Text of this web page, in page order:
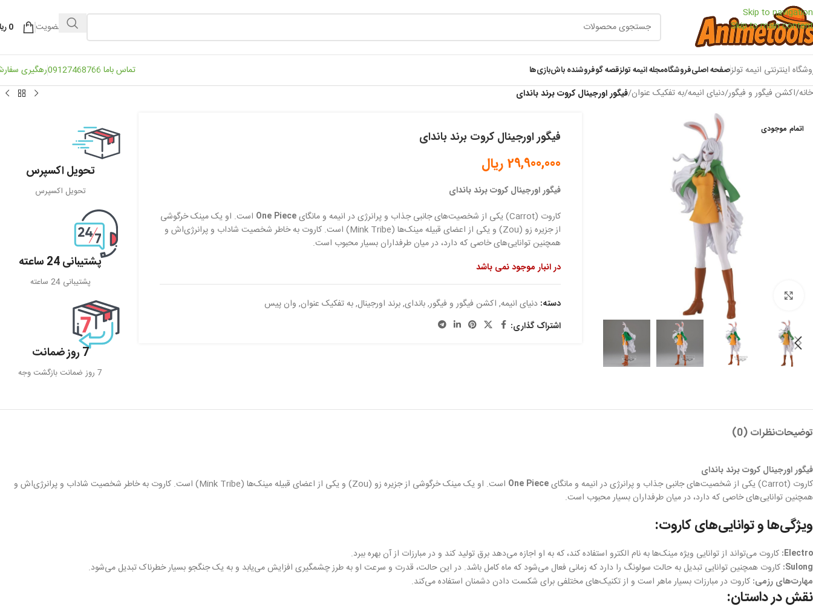
Skip to navigation
Skip to main content
ورود / عضویت 0
اینترنتی انیمه تولزصفحه اصلیفروشگاهمجله انیمه تولزقصه گوفروشنده باشبازی‌ها تماس باما 09127468766
رهگیری
خانه/اکشن فیگور و فیگور/دنیای انیمه/به تفکیک عنوان/فیگور اورجینال کروت برند باندای
اتمام موجودی
بزرگنمایی تصویر
فیگور اورجینال کروت برند باندای
29,900,000 ریال
فیگور اورجینال کروت برند باندای
کاروت (Carrot) یکی از شخصیت‌های جانبی جذاب و پرانرژی در انیمه و مانگای One Piece است. او یک مینک خرگوشی
از جزیره زو (Zou) و یکی از اعضای قبیله مینک‌ها (Mink Tribe) است. کاروت به خاطر شخصیت شاداب و پرانرژی‌اش و
همچنین توانایی‌های خاصی که دارد، در میان طرفداران بسیار محبوب است.
در انبار موجود نمی باشد
دسته: دنیای انیمه, اکشن فیگور و فیگور,باندای,برند اورجینال,به تفکیک عنوان, وان پیس
اشتراک گذاری:
تحویل اکسپرس
تحویل اکسپرس
پشتیبانی 24 ساعته
پشتیبانی 24 ساعته
7 روز ضمانت
7 روز ضمانت بازگشت وجه
توضیحاتنظرات (0)
فیگور اورجینال کروت برند باندای
کاروت (Carrot) یکی از شخصیت‌های جانبی جذاب و پرانرژی در انیمه و مانگای One Piece
است. او یک مینک خرگوشی از جزیره زو (Zou) و یکی از اعضای قبیله مینک‌ها (Mink Tribe) است. کاروت به خاطر شخصیت شاداب و پرانرژی‌اش و
همچنین توانایی‌های خاصی که دارد، در میان طرفداران بسیار محبوب است.
ویژگی‌ها و توانایی‌های کاروت:
Electro: کاروت می‌تواند از توانایی ویژه مینک‌ها به نام الکترو استفاده کند، که به او اجازه می‌دهد برق تولید کند و در مبارزات از آن بهره ببرد.
Sulong: کاروت همچنین توانایی تبدیل به حالت سولونگ را دارد که زمانی فعال می‌شود که ماه کامل باشد. در این حالت، قدرت و سرعت او به طرز چشمگیری افزایش می‌یابد و به یک جنگجو بسیار خطرناک تبدیل می‌شود.
مهارت‌های رزمی: کاروت در مبارزات بسیار ماهر است و از تکنیک‌های مختلفی برای شکست دادن دشمنان استفاده می‌کند.
نقش در داستان: